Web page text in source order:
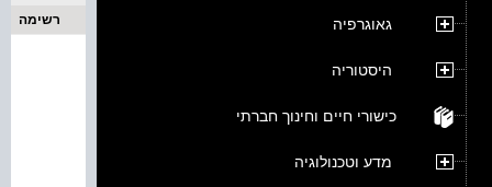
גאוגרפיה
היסטוריה
כישורי חיים וחינוך חברתי
מדע וטכנולוגיה
רשימה